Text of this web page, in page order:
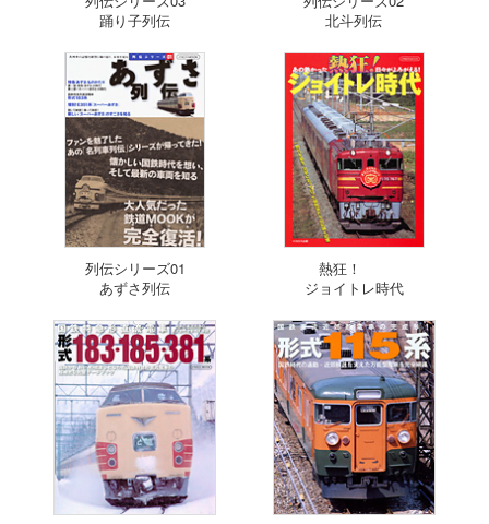
踊り子列伝
北斗列伝
列伝シリーズ01
あずさ列伝
熱狂！
ジョイトレ時代